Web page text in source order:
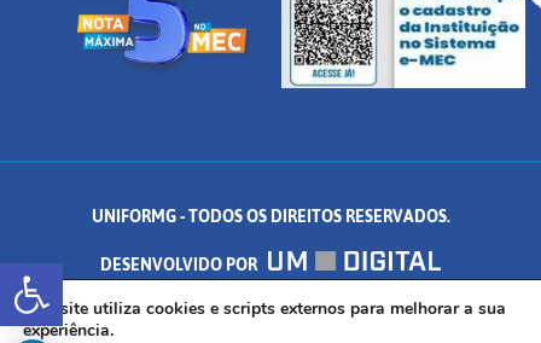
Abrir a barra de ferramentas
UNIFORMG - TODOS OS DIREITOS RESERVADOS.
DESENVOLVIDO POR
AV. DR. ARNALDO DE SENNA, 328 - PALMEIRAS, FORMIGA/MG - CEP:
Este site utiliza cookies e scripts externos para melhorar a sua
experiência.